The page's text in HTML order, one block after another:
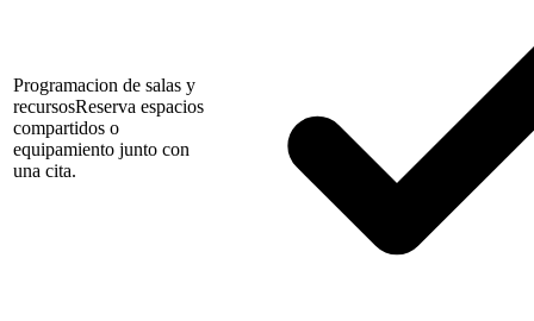
Programacion de salas y
recursosReserva espacios
compartidos o
equipamiento junto con
una cita.